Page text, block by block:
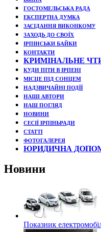
ГОСТОМЕЛЬСЬКА РАДА
ЕКСПЕРТНА ДУМКА
ЗАСІДАННЯ ВИКОНКОМУ
ЗАХОДЬ ДО СВОЇХ
ІРПІНСЬКИ БАЙКИ
КОНТАКТИ
КРИМІНАЛЬНЕ
КУДИ ПІТИ В ІРПЕНІ
МІСЦЕ ПІД СОНЦЕМ
НАДЗВИЧАЙНІ ПОДЇЇ
НАШІ АВТОРИ
НАШ ПОГЛЯД
НОВИНИ
СЕСІЇ ІРПІНЬРАДИ
СТАТТІ
ФОТОГАЛЕРЕЯ
ЮРИДИЧНА
Новини
Показник